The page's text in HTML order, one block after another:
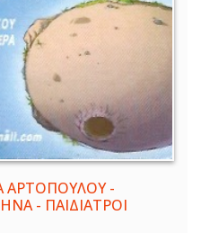
ΑΡΤΟΠΟΥΛΟΥ -
- ΠΑΙΔΙΑΤΡΟΙ